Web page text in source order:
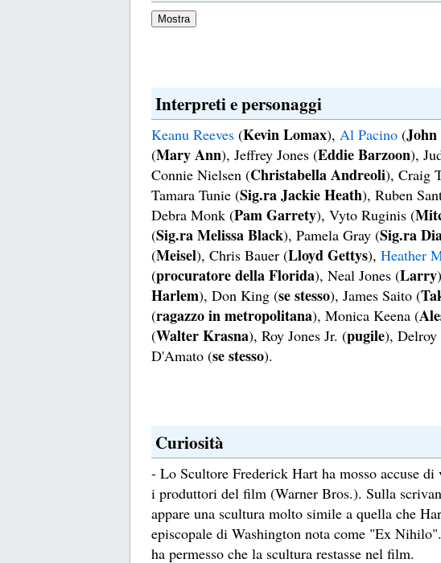
Interpreti e personaggi
Keanu Reeves (Kevin Lomax), Al Pacino (
(Mary Ann), Jeffrey Jones (Eddie Barzoon),
Connie Nielsen (Christabella Andreoli), Craig
Tamara Tunie (Sig.ra Jackie Heath), Ruben
Debra Monk (Pam Garrety), Vyto Ruginis (
(Sig.ra Melissa Black), Pamela Gray (Sig.ra
(Meisel), Chris Bauer (Lloyd Gettys), Heather
(procuratore della Florida), Neal Jones (Larry
Harlem), Don King (se stesso), James Saito (
(ragazzo in metropolitana), Monica Keena (
(Walter Krasna), Roy Jones Jr. (pugile),
D'Amato (se stesso).
Curiosità
- Lo Scultore Frederick Hart ha mosso accuse
i produttori del film (Warner Bros.). Sulla
appare una scultura molto simile a quella che
episcopale di Washington nota come "Ex
ha permesso che la scultura restasse nel film.